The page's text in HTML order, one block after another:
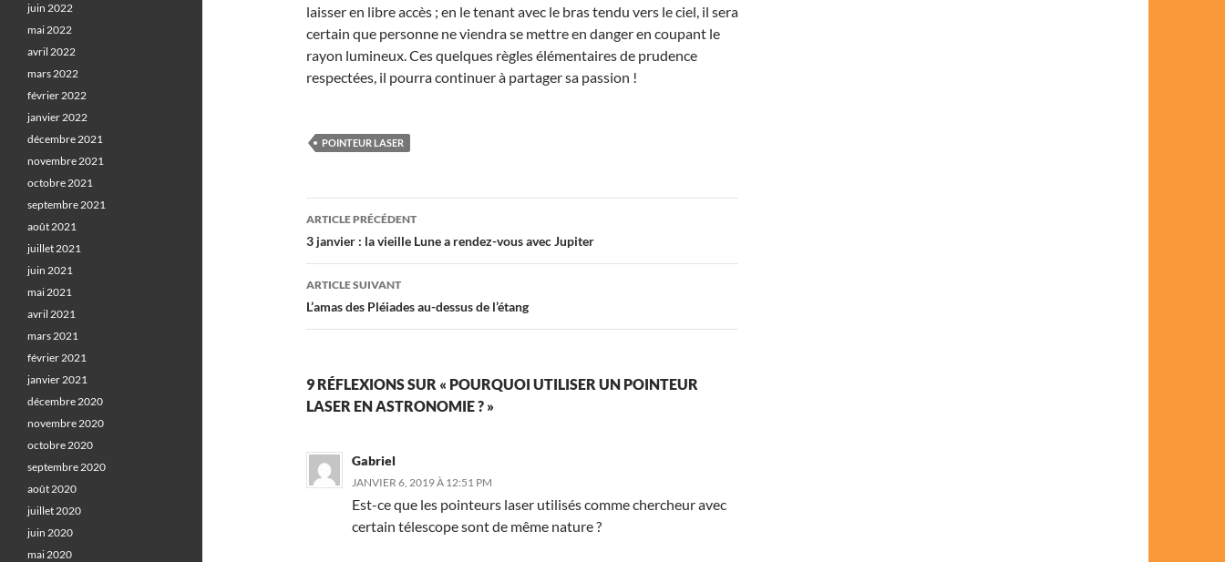
laisser en libre accès ; en le tenant avec le bras tendu vers le ciel, il sera
certain que personne ne viendra se mettre en danger en coupant le
rayon lumineux. Ces quelques règles élémentaires de prudence
respectées, il pourra continuer à partager sa passion !
POINTEUR LASER
Navigation
des
articles
ARTICLE PRÉCÉDENT
3 janvier : la vieille Lune a rendez-vous avec Jupiter
ARTICLE SUIVANT
L’amas des Pléiades au-dessus de l’étang
9 RÉFLEXIONS SUR « POURQUOI UTILISER UN POINTEUR
LASER EN ASTRONOMIE ? »
Gabriel
JANVIER 6, 2019 À 12:51 PM
Est-ce que les pointeurs laser utilisés comme chercheur avec
certain télescope sont de même nature ?
juin 2022
mai 2022
avril 2022
mars 2022
février 2022
janvier 2022
décembre 2021
novembre 2021
octobre 2021
septembre 2021
août 2021
juillet 2021
juin 2021
mai 2021
avril 2021
mars 2021
février 2021
janvier 2021
décembre 2020
novembre 2020
octobre 2020
septembre 2020
août 2020
juillet 2020
juin 2020
mai 2020